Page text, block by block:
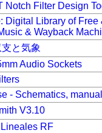
Notch Filter Design
Digital Library of
& Wayback
と気象
Audio Sockets
- Schematics,
V3.10
RF